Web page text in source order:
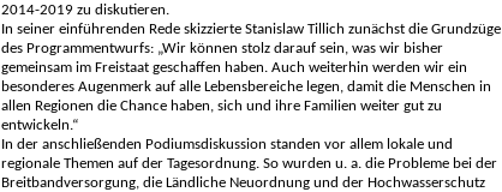
2014-2019 zu diskutieren.
In seiner einführenden Rede skizzierte Stanislaw Tillich zunächst die Grundzüge
des Programmentwurfs: „Wir können stolz darauf sein, was wir bisher
gemeinsam im Freistaat geschaffen haben. Auch weiterhin werden wir ein
besonderes Augenmerk auf alle Lebensbereiche legen, damit die Menschen in
allen Regionen die Chance haben, sich und ihre Familien weiter gut zu
entwickeln.“
In der anschließenden Podiumsdiskussion standen vor allem lokale und
regionale Themen auf der Tagesordnung. So wurden u. a. die Probleme bei der
Breitbandversorgung, die Ländliche Neuordnung und der Hochwasserschutz